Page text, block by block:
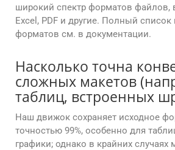
широкий спектр форматов файлов,
Excel, PDF и другие. Полный
форматов см. в документации.
Насколько точна
сложных макетов
таблиц, встроенных
Наш движок сохраняет исходное
точностью 99%, особенно для
графики; однако в крайних случаях